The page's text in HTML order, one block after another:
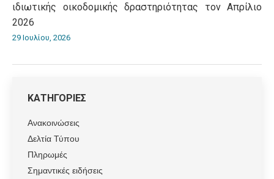
ιδιωτικής οικοδομικής δραστηριότητας τον Απρίλιο
2026
29 Ιουλίου, 2026
ΚΑΤΗΓΟΡΙΕΣ
Ανακοινώσεις
Δελτία Τύπου
Πληρωμές
Σημαντικές ειδήσεις